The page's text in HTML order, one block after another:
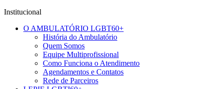
Institucional
O AMBULATÓRIO LGBT60+
História do Ambulatório
Quem Somos
Equipe Multiprofissional
Como Funciona o Atendimento
Agendamentos e Contatos
Rede de Parceiros